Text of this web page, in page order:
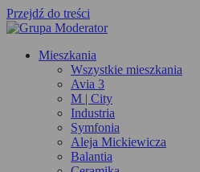
Przejdź do treści
Mieszkania
Wszystkie mieszkania
Avia 3
M | City
Industria
Symfonia
Aleja Mickiewicza
Balantia